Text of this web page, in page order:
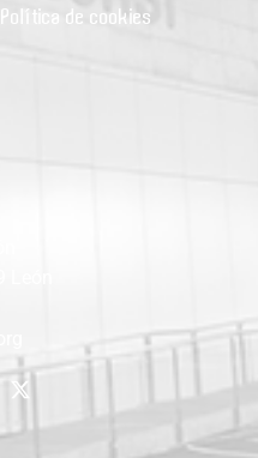
Política de cookies